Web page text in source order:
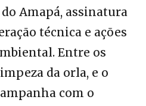
Amapá, assinatura
técnica e ações
Entre os
da orla, e o
com o